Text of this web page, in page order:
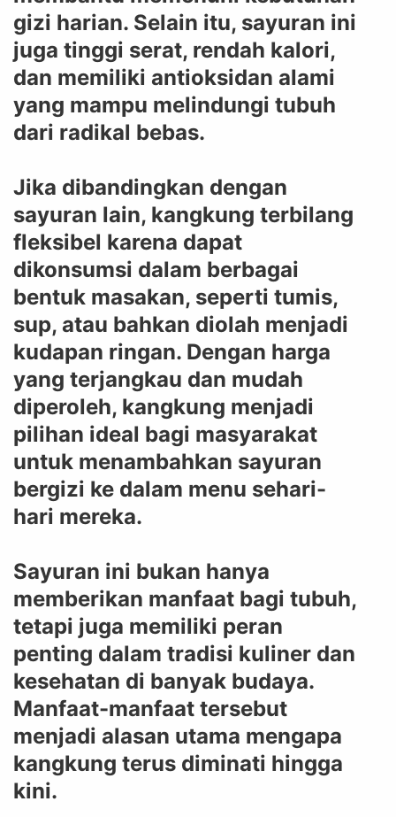
gizi harian. Selain itu, sayuran ini
juga tinggi serat, rendah kalori,
dan memiliki antioksidan alami
yang mampu melindungi tubuh
dari radikal bebas.
Jika dibandingkan dengan
sayuran lain, kangkung terbilang
fleksibel karena dapat
dikonsumsi dalam berbagai
bentuk masakan, seperti tumis,
sup, atau bahkan diolah menjadi
kudapan ringan. Dengan harga
yang terjangkau dan mudah
diperoleh, kangkung menjadi
pilihan ideal bagi masyarakat
untuk menambahkan sayuran
bergizi ke dalam menu sehari-
hari mereka.
Sayuran ini bukan hanya
memberikan manfaat bagi tubuh,
tetapi juga memiliki peran
penting dalam tradisi kuliner dan
kesehatan di banyak budaya.
Manfaat-manfaat tersebut
menjadi alasan utama mengapa
kangkung terus diminati hingga
kini.